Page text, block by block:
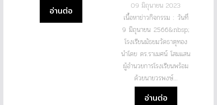
อ่านต่อ 09 มิถุนายน 2023
เนื้อหาข่าวกิจกรรม : วันที่
9 มิถุนายน 2566&nbsp;
โรงเรียนมัธยมวัดธาตุทอง
นำโดย ดร.ราเมศน์ โสมแสน
ผู้อำนวยการโรงเรียนพร้อม
ด้วยนายวรพงษ์...
อ่านต่อ